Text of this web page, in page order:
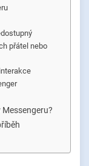
přátel nebo